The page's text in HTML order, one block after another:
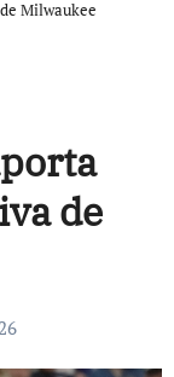
Milwaukee
de